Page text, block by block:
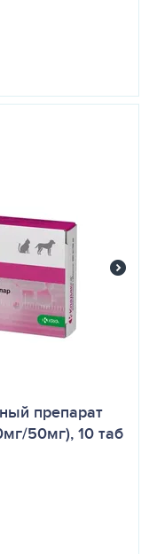
препарат
50мг), 10 таб